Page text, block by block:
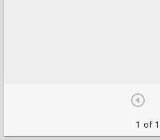
1 of 1